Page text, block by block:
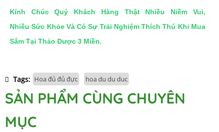
Kính Chúc Quý Khách Hàng Thật Nhiều Niềm Vui,
Nhiều Sức Khỏe Và Có Sự Trải Nghiệm Thích Thú Khi Mua
Sắm Tại Thảo Dược 3 Miền.
Tags: Hoa đủ đủ đực hoa du du duc
SẢN PHẨM CÙNG CHUYÊN
MỤC